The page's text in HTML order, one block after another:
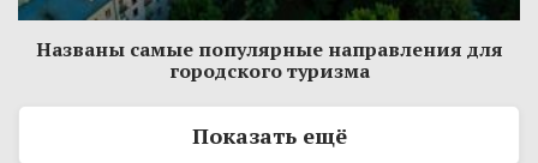
Названы самые популярные направления для
городского туризма
Показать ещё